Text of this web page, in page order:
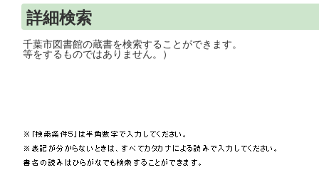
詳細検索
千葉市図書館の蔵書を検索することがで
等をするものではありません。）